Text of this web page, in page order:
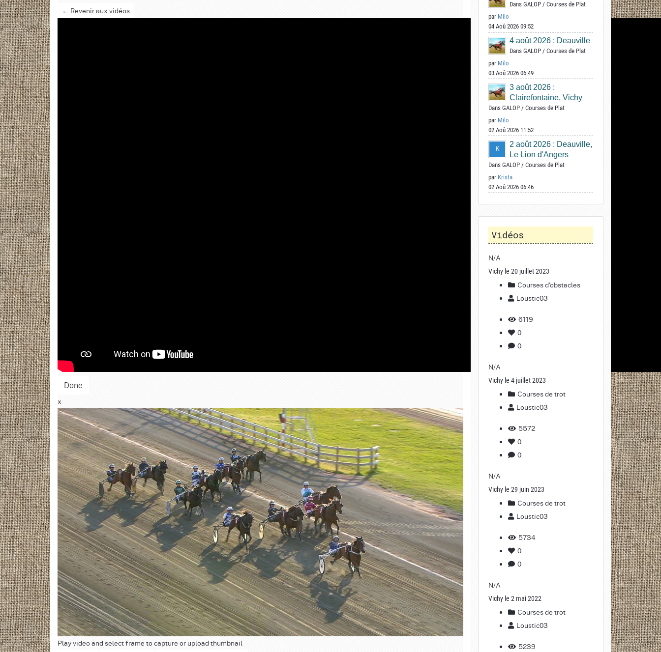
← Revenir aux vidéos
Done
x
Play video and select frame to capture or upload thumbnail
Dans GALOP / Courses de Plat
par Milo
04 Aoû 2026 09:52
4 août 2026 : Deauville
Dans GALOP / Courses de Plat
par Milo
03 Aoû 2026 06:49
3 août 2026 :
Clairefontaine, Vichy
Dans GALOP / Courses de Plat
par Milo
02 Aoû 2026 11:52
2 août 2026 : Deauville,
Le Lion d'Angers
Dans GALOP / Courses de Plat
par Krista
02 Aoû 2026 06:46
Vidéos
N/A
Vichy le 20 juillet 2023
Courses d'obstacles
Loustic03
6119
0
0
N/A
Vichy le 4 juillet 2023
Courses de trot
Loustic03
5572
0
0
N/A
Vichy le 29 juin 2023
Courses de trot
Loustic03
5734
0
0
N/A
Vichy le 2 mai 2022
Courses de trot
Loustic03
5239